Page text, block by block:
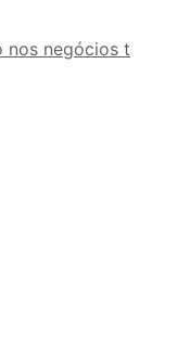
nos negócios t